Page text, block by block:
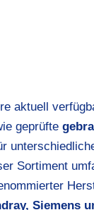
aktuell
geprüfte
Sortiment
Siemens